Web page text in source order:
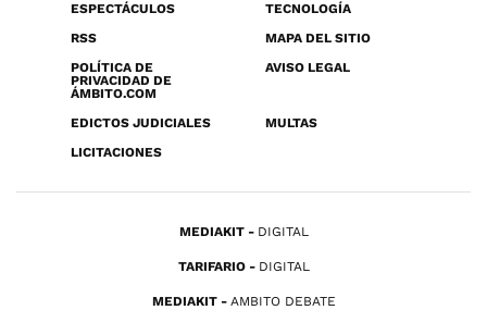
ESPECTÁCULOS
TECNOLOGÍA
RSS
MAPA DEL SITIO
POLÍTICA DE
PRIVACIDAD DE
ÁMBITO.COM
AVISO LEGAL
EDICTOS JUDICIALES
MULTAS
LICITACIONES
MEDIAKIT DIGITAL
TARIFARIO DIGITAL
MEDIAKIT AMBITO DEBATE